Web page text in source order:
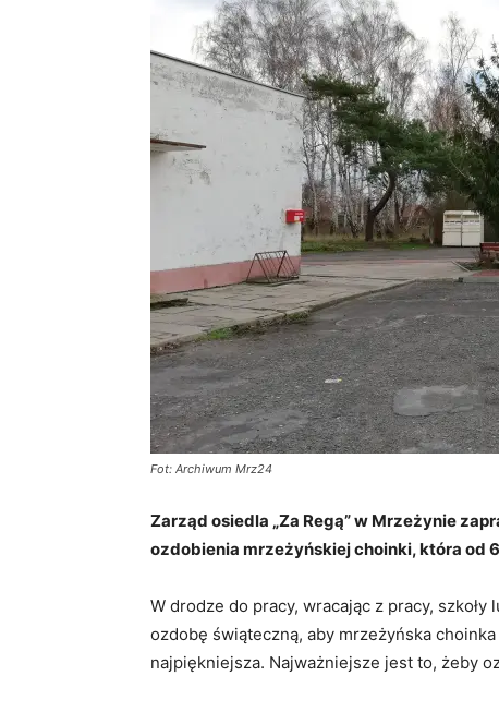
Fot: Archiwum Mrz24
Zarząd osiedla „Za Regą” w Mrzeżynie
ozdobienia mrzeżyńskiej choinki, która od
W drodze do pracy, wracając z pracy,
ozdobę świąteczną, aby mrzeżyńska
najpiękniejsza. Najważniejsze jest to, żeby